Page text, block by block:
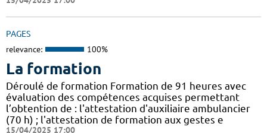
PAGES
relevance: 100%
La formation
Déroulé de formation Formation de 91 heures avec
évaluation des compétences acquises permettant
l’obtention de : l'attestation d'auxiliaire ambulancier
(70 h) ; l'attestation de formation aux gestes e
15/04/2025 17:00